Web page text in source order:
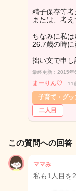
精子保存等考
または、考
ちなみに私
26.7歳の時に
拙い文で申
最終更新：2015年
まーりん♡ 11
子育て・グッ
二人目
この質問への回答
ママみ
私も1人目を